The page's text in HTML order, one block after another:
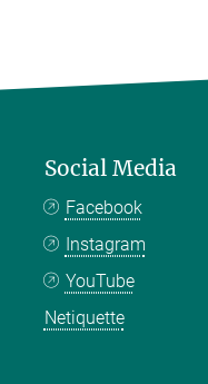
Social Media
Facebook
Instagram
YouTube
Netiquette